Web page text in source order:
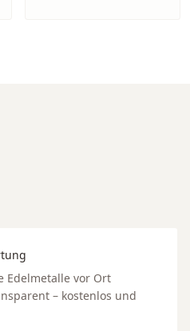
Edelmetalle vor Ort
– kostenlos und